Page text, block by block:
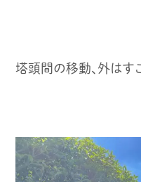
塔頭間の移動、外はす